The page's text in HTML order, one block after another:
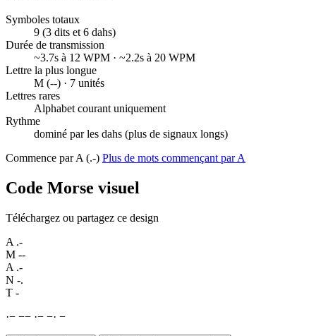
Symboles totaux
9 (3 dits et 6 dahs)
Durée de transmission
~3.7s à 12 WPM · ~2.2s à 20 WPM
Lettre la plus longue
M (--) · 7 unités
Lettres rares
Alphabet courant uniquement
Rythme
dominé par les dahs (plus de signaux longs)
Commence par A (.-) Plus de mots commençant par A
Code Morse visuel
Téléchargez ou partagez ce design
A .-
M --
A .-
N -.
T -
·− −− ·− −· −